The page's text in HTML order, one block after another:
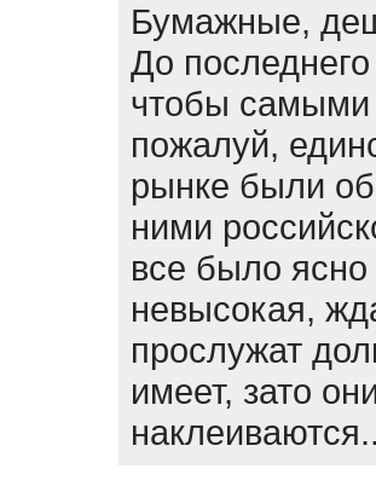
Бумажные,
До
чтобы
пожалуй,
рынке были
ними
все было
невысокая,
прослужат
имеет, зато